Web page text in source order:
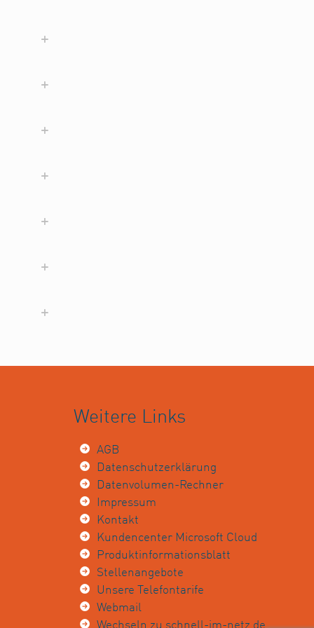
Weitere Links
AGB
Datenschutzerklärung
Datenvolumen-Rechner
Impressum
Kontakt
Kundencenter Microsoft Cloud
Produktinformationsblatt
Stellenangebote
Unsere Telefontarife
Webmail